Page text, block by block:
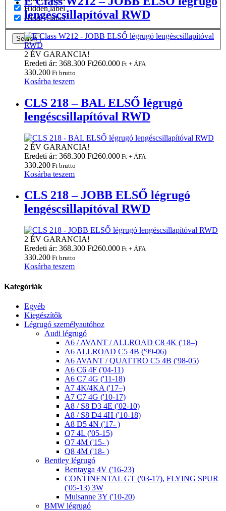
Hidden label
Hidden label
Search
lengéscsillapítóval RWD
2 ÉV GARANCIA!
Eredeti ár: 368.300 Ft260.000 Ft + ÁFA
330.200 Ft brutto
Kosárba teszem
CLS 218 – BAL ELSŐ légrugó
lengéscsillapítóval RWD
2 ÉV GARANCIA!
Eredeti ár: 368.300 Ft260.000 Ft + ÁFA
330.200 Ft brutto
Kosárba teszem
CLS 218 – JOBB ELSŐ légrugó
lengéscsillapítóval RWD
2 ÉV GARANCIA!
Eredeti ár: 368.300 Ft260.000 Ft + ÁFA
330.200 Ft brutto
Kosárba teszem
Kategóriák
Egyéb
Kiegészítők
Légrugó személyautóhoz
Audi légrugó
A6 / AVANT / ALLROAD C8 4K ('18–)
A6 ALLROAD C5 4B ('99-06)
A6 AVANT / QUATTRO C5 4B ('98-05)
A6 C6 4F ('04-11)
A6 C7 4G ('11-18)
A7 4K/4KA ('17–)
A7 C7 4G ('10-17)
A8 / S8 D3 4E ('02-10)
A8 / S8 D4 4H ('10-18)
A8 D5 4N ('17- )
Q7 4L ('05-15)
Q7 4M ('15- )
Q8 4M ('18- )
Bentley légrugó
Bentayga 4V ('16-23)
CONTINENTAL GT ('03-17), FLYING SPUR
('05-13) 3W
Mulsanne 3Y ('10-20)
BMW légrugó